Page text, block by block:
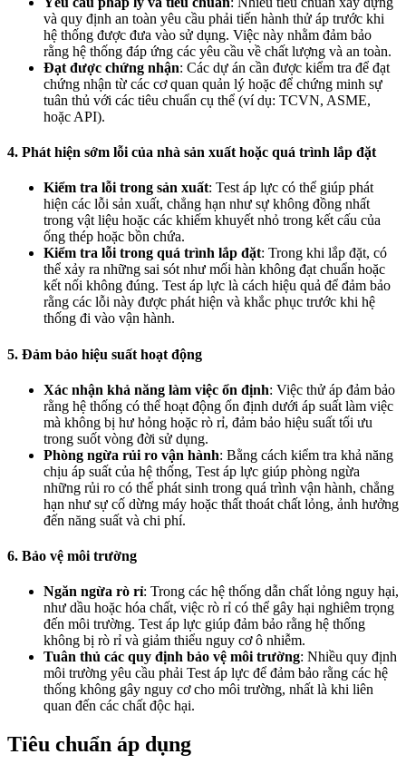
và quy định an toàn yêu cầu phải tiến hành thử áp trước khi
hệ thống được đưa vào sử dụng. Việc này nhằm đảm bảo
rằng hệ thống đáp ứng các yêu cầu về chất lượng và an toàn.
Đạt được chứng nhận: Các dự án cần được kiểm tra để đạt
chứng nhận từ các cơ quan quản lý hoặc để chứng minh sự
tuân thủ với các tiêu chuẩn cụ thể (ví dụ: TCVN, ASME,
hoặc API).
4. Phát hiện sớm lỗi của nhà sản xuất hoặc quá trình lắp đặt
Kiểm tra lỗi trong sản xuất: Test áp lực có thể giúp phát
hiện các lỗi sản xuất, chẳng hạn như sự không đồng nhất
trong vật liệu hoặc các khiếm khuyết nhỏ trong kết cấu của
ống thép hoặc bồn chứa.
Kiểm tra lỗi trong quá trình lắp đặt: Trong khi lắp đặt, có
thể xảy ra những sai sót như mối hàn không đạt chuẩn hoặc
kết nối không đúng. Test áp lực là cách hiệu quả để đảm bảo
rằng các lỗi này được phát hiện và khắc phục trước khi hệ
thống đi vào vận hành.
5. Đảm bảo hiệu suất hoạt động
Xác nhận khả năng làm việc ổn định: Việc thử áp đảm bảo
rằng hệ thống có thể hoạt động ổn định dưới áp suất làm việc
mà không bị hư hỏng hoặc rò rỉ, đảm bảo hiệu suất tối ưu
trong suốt vòng đời sử dụng.
Phòng ngừa rủi ro vận hành: Bằng cách kiểm tra khả năng
chịu áp suất của hệ thống, Test áp lực giúp phòng ngừa
những rủi ro có thể phát sinh trong quá trình vận hành, chẳng
hạn như sự cố dừng máy hoặc thất thoát chất lỏng, ảnh hưởng
đến năng suất và chi phí.
6. Bảo vệ môi trường
Ngăn ngừa rò rỉ: Trong các hệ thống dẫn chất lỏng nguy hại,
như dầu hoặc hóa chất, việc rò rỉ có thể gây hại nghiêm trọng
đến môi trường. Test áp lực giúp đảm bảo rằng hệ thống
không bị rò rỉ và giảm thiểu nguy cơ ô nhiễm.
Tuân thủ các quy định bảo vệ môi trường: Nhiều quy định
môi trường yêu cầu phải Test áp lực để đảm bảo rằng các hệ
thống không gây nguy cơ cho môi trường, nhất là khi liên
quan đến các chất độc hại.
Tiêu chuẩn áp dụng